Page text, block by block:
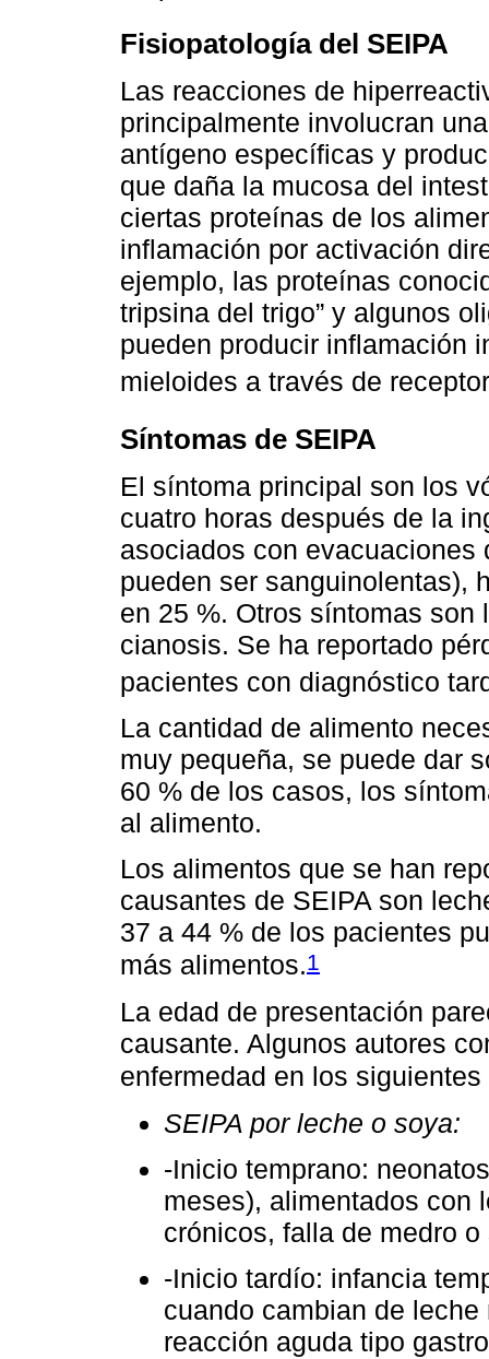
Fisiopatología del SEIPA
Las reacciones de
principalmente involucran
antígeno específicas y
que daña la mucosa del
ciertas proteínas de los
inflamación por activación
ejemplo, las proteínas
tripsina del trigo” y algunos
pueden producir inflamación
mieloides a través de
Síntomas de SEIPA
El síntoma principal son los
cuatro horas después de la
asociados con evacuaciones
pueden ser sanguinolentas),
en 25 %. Otros síntomas
cianosis. Se ha reportado
pacientes con diagnóstico
La cantidad de alimento
muy pequeña, se puede dar
60 % de los casos, los
al alimento.
Los alimentos que se han
causantes de SEIPA son
37 a 44 % de los pacientes
más alimentos.1
La edad de presentación
causante. Algunos autores
enfermedad en los
SEIPA por leche o soya:
-Inicio temprano:
meses), alimentados con
crónicos, falla de medro
-Inicio tardío: infancia
cuando cambian de
reacción aguda tipo